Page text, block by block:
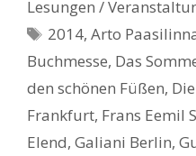
Lesungen /
Schlagwörter
2014,Arto
Buchmesse, Das
den schönen Füßen,
Frankfurt, Frans Eemil
Elend, Galiani Berlin,